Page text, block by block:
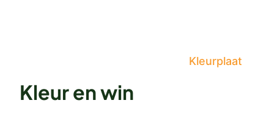
Kleurplaat
Kleur en win